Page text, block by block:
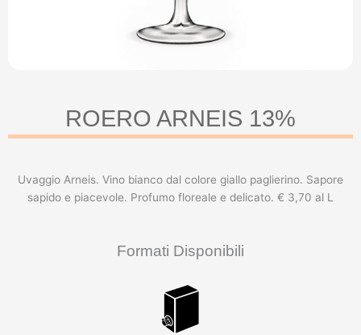
ROERO ARNEIS 13%
Uvaggio Arneis. Vino bianco dal colore giallo paglierino. Sapore
sapido e piacevole. Profumo floreale e delicato. € 3,70 al L
Formati Disponibili